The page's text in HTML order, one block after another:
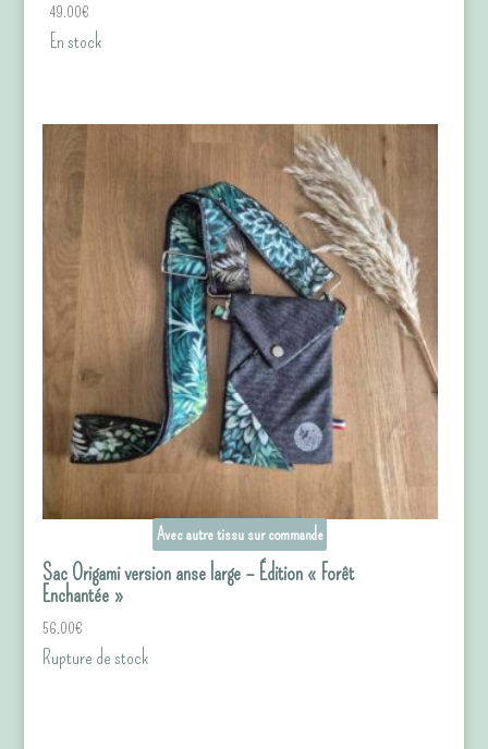
49.00€
En stock
Avec autre tissu sur commande
Sac Origami version anse large – Édition « Forêt
Enchantée »
56.00€
Rupture de stock